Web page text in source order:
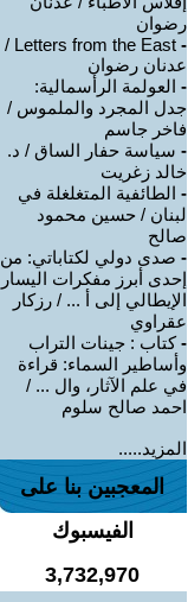
رضوان
-
Letters from the East /
عدنان رضوان
- العولمة الرأسمالية:
جدل المجرد والملموس /
فاخر جاسم
- سياسة حفار الساق / د.
خالد زغريت
- الطائفية المتغلغلة في
لبنان / حسين محمود
صالح
- صدى دولي لكتاباتي: من
إحدى أبرز مفكرات اليسار
الإيطالي إلى أ ... / رزكار
عقراوي
-كتاب : جينات التراب
وأساطير السماء: قراءة
في علم الآثار، وال ... /
احمد صالح سلوم
المزيد.....
المعجبين بنا على
الفيسبوك
3,732,970